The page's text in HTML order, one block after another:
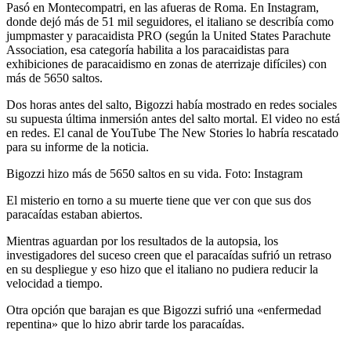
Pasó en Montecompatri, en las afueras de Roma. En Instagram,
donde dejó más de 51 mil seguidores, el italiano se describía como
jumpmaster y paracaidista PRO (según la United States Parachute
Association, esa categoría habilita a los paracaidistas para
exhibiciones de paracaidismo en zonas de aterrizaje difíciles) con
más de 5650 saltos.
Dos horas antes del salto, Bigozzi había mostrado en redes sociales
su supuesta última inmersión antes del salto mortal. El video no está
en redes. El canal de YouTube The New Stories lo habría rescatado
para su informe de la noticia.
Bigozzi hizo más de 5650 saltos en su vida. Foto: Instagram
El misterio en torno a su muerte tiene que ver con que sus dos
paracaídas estaban abiertos.
Mientras aguardan por los resultados de la autopsia, los
investigadores del suceso creen que el paracaídas sufrió un retraso
en su despliegue y eso hizo que el italiano no pudiera reducir la
velocidad a tiempo.
Otra opción que barajan es que Bigozzi sufrió una «enfermedad
repentina» que lo hizo abrir tarde los paracaídas.